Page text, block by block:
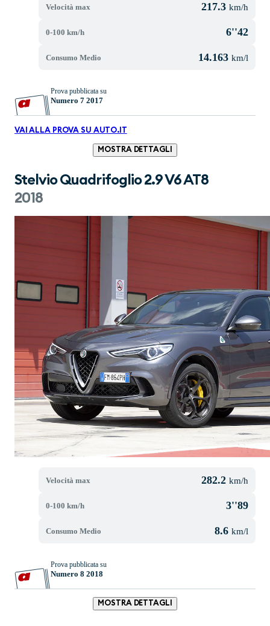
Velocità max 217.3 km/h
0-100 km/h 6''42
Consumo Medio 14.163 km/l
Prova pubblicata su
Numero 7 2017
VAI ALLA PROVA SU AUTO.IT
MOSTRA DETTAGLI
Stelvio Quadrifoglio 2.9 V6 AT8
2018
Velocità max 282.2 km/h
0-100 km/h 3''89
Consumo Medio 8.6 km/l
Prova pubblicata su
Numero 8 2018
MOSTRA DETTAGLI